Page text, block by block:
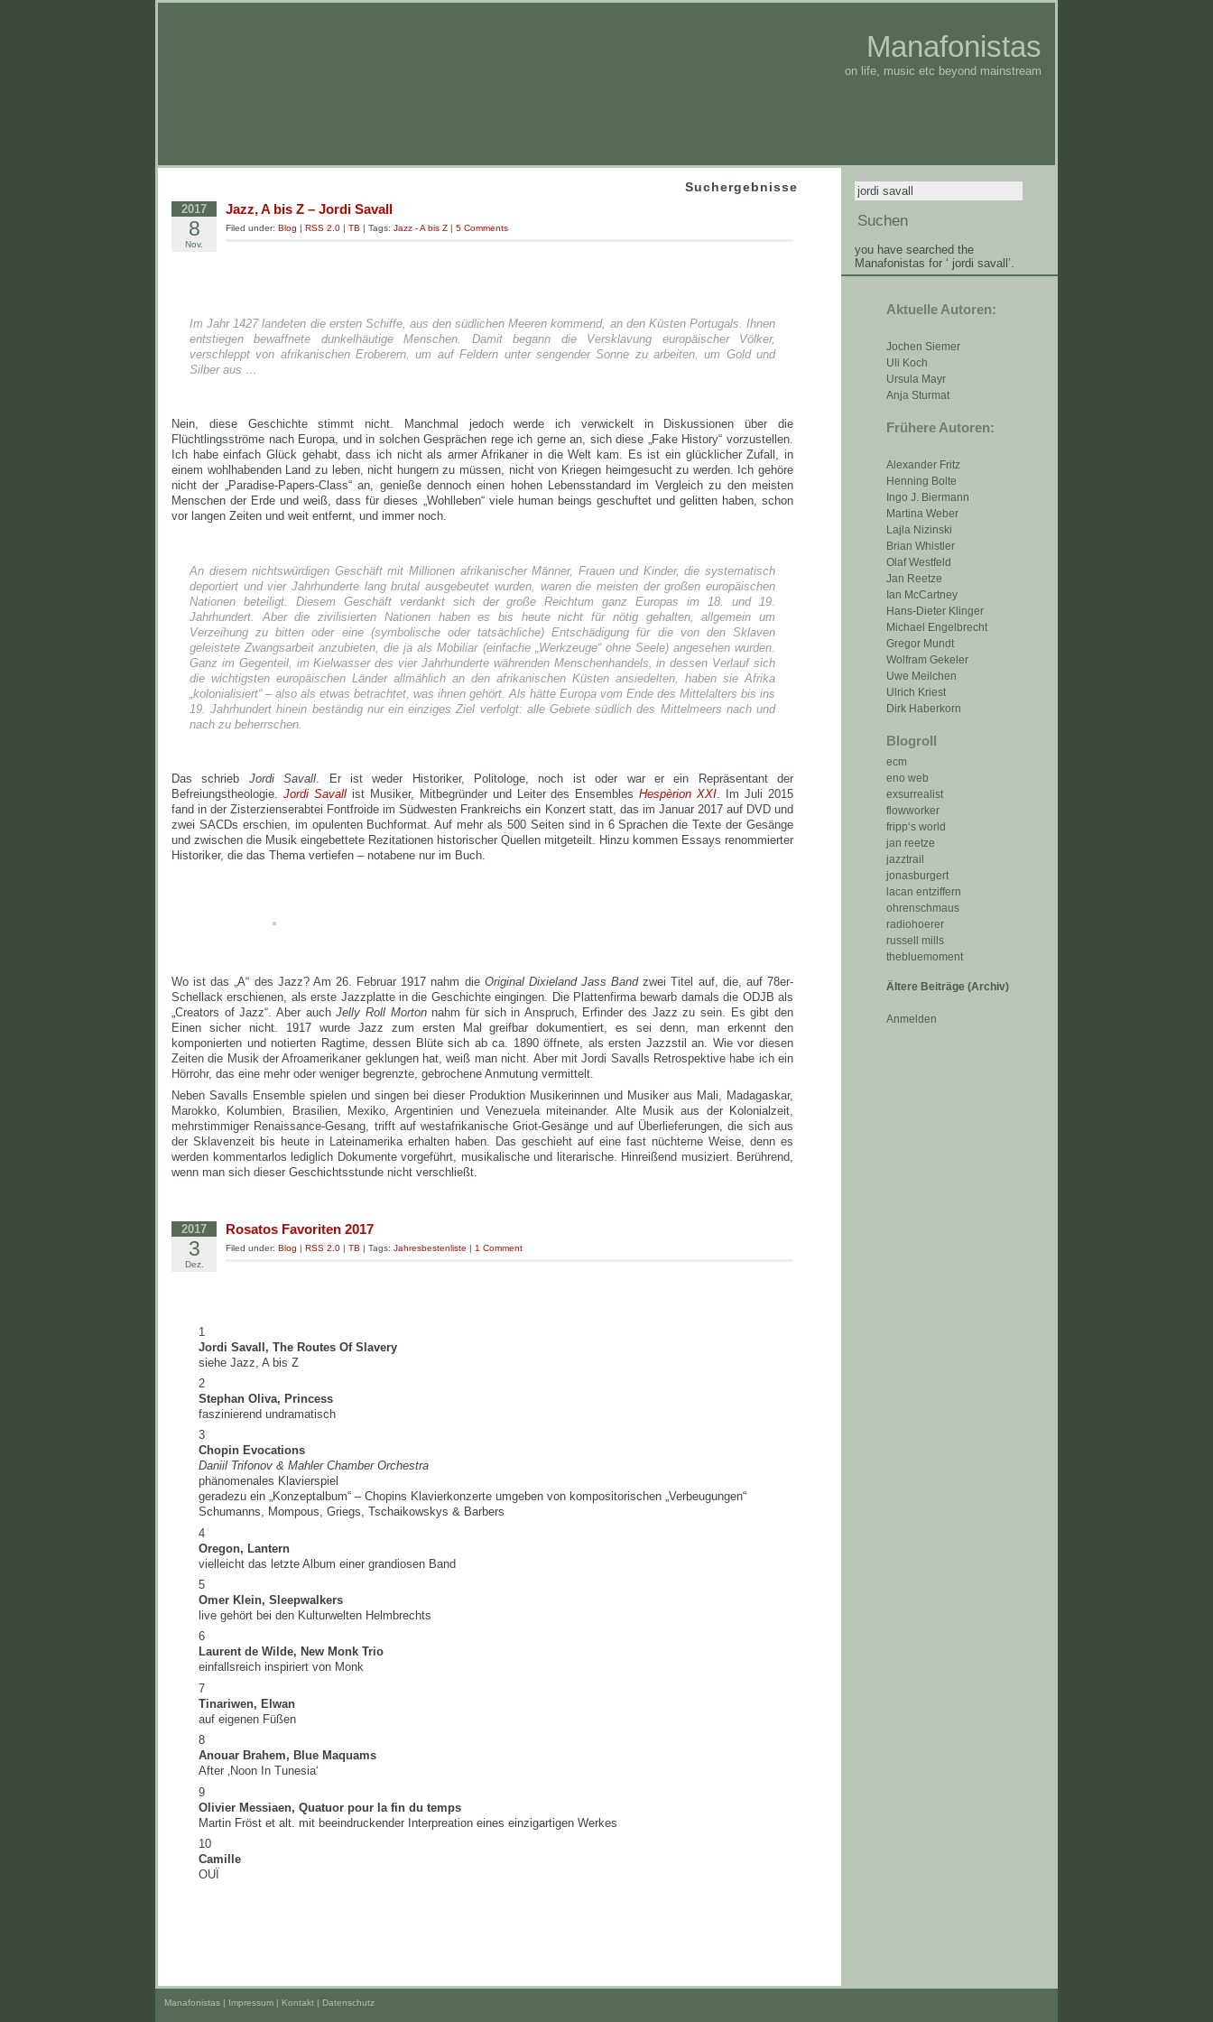
Manafonistas
on life, music etc beyond mainstream
you have searched the
Manafonistas for ‘ jordi savall’.
Aktuelle Autoren:
Jochen Siemer
Uli Koch
Ursula Mayr
Anja Sturmat
Frühere Autoren:
Alexander Fritz
Henning Bolte
Ingo J. Biermann
Martina Weber
Lajla Nizinski
Brian Whistler
Olaf Westfeld
Jan Reetze
Ian McCartney
Hans-Dieter Klinger
Michael Engelbrecht
Gregor Mundt
Wolfram Gekeler
Uwe Meilchen
Ulrich Kriest
Dirk Haberkorn
Blogroll
ecm
eno web
exsurrealist
flowworker
fripp‘s world
jan reetze
jazztrail
jonasburgert
lacan entziffern
ohrenschmaus
radiohoerer
russell mills
thebluemoment
Ältere Beiträge (Archiv)
Anmelden
Suchergebnisse
2017
8
Nov.
Jazz, A bis Z – Jordi Savall
Filed under: Blog | RSS 2.0 | TB | Tags: Jazz - A bis Z | 5 Comments
Im Jahr 1427 landeten die ersten Schiffe, aus den südlichen Meeren kommend, an den Küsten Portugals. Ihnen
entstiegen bewaffnete dunkelhäutige Menschen. Damit begann die Versklavung europäischer Völker,
verschleppt von afrikanischen Eroberern, um auf Feldern unter sengender Sonne zu arbeiten, um Gold und
Silber aus …
Nein, diese Geschichte stimmt nicht. Manchmal jedoch werde ich verwickelt in Diskussionen über die
Flüchtlingsströme nach Europa, und in solchen Gesprächen rege ich gerne an, sich diese „Fake History“ vorzustellen.
Ich habe einfach Glück gehabt, dass ich nicht als armer Afrikaner in die Welt kam. Es ist ein glücklicher Zufall, in
einem wohlhabenden Land zu leben, nicht hungern zu müssen, nicht von Kriegen heimgesucht zu werden. Ich gehöre
nicht der „Paradise-Papers-Class“ an, genieße dennoch einen hohen Lebensstandard im Vergleich zu den meisten
Menschen der Erde und weiß, dass für dieses „Wohlleben“ viele human beings geschuftet und gelitten haben, schon
vor langen Zeiten und weit entfernt, und immer noch.
An diesem nichtswürdigen Geschäft mit Millionen afrikanischer Männer, Frauen und Kinder, die systematisch
deportiert und vier Jahrhunderte lang brutal ausgebeutet wurden, waren die meisten der großen europäischen
Nationen beteiligt. Diesem Geschäft verdankt sich der große Reichtum ganz Europas im 18. und 19.
Jahrhundert. Aber die zivilisierten Nationen haben es bis heute nicht für nötig gehalten, allgemein um
Verzeihung zu bitten oder eine (symbolische oder tatsächliche) Entschädigung für die von den Sklaven
geleistete Zwangsarbeit anzubieten, die ja als Mobiliar (einfache „Werkzeuge“ ohne Seele) angesehen wurden.
Ganz im Gegenteil, im Kielwasser des vier Jahrhunderte währenden Menschenhandels, in dessen Verlauf sich
die wichtigsten europäischen Länder allmählich an den afrikanischen Küsten ansiedelten, haben sie Afrika
„kolonialisiert“ – also als etwas betrachtet, was ihnen gehört. Als hätte Europa vom Ende des Mittelalters bis ins
19. Jahrhundert hinein beständig nur ein einziges Ziel verfolgt: alle Gebiete südlich des Mittelmeers nach und
nach zu beherrschen.
Das schrieb Jordi Savall. Er ist weder Historiker, Politologe, noch ist oder war er ein Repräsentant der
Befreiungstheologie. Jordi Savallist Musiker, Mitbegründer und Leiter des EnsemblesHespèrion XXI. Im Juli 2015
fand in der Zisterzienserabtei Fontfroide im Südwesten Frankreichs ein Konzert statt, das im Januar 2017 auf DVD und
zwei SACDs erschien, im opulenten Buchformat. Auf mehr als 500 Seiten sind in 6 Sprachen die Texte der Gesänge
und zwischen die Musik eingebettete Rezitationen historischer Quellen mitgeteilt. Hinzu kommen Essays renommierter
Historiker, die das Thema vertiefen – notabene nur im Buch.
Wo ist das „A“ des Jazz? Am 26. Februar 1917 nahm die Original Dixieland Jass Bandzwei Titel auf, die, auf 78er-
Schellack erschienen, als erste Jazzplatte in die Geschichte eingingen. Die Plattenfirma bewarb damals die ODJB als
„Creators of Jazz“. Aber auchJelly Roll Mortonnahm für sich in Anspruch, Erfinder des Jazz zu sein. Es gibt den
Einen sicher nicht. 1917 wurde Jazz zum ersten Mal greifbar dokumentiert, es sei denn, man erkennt den
komponierten und notierten Ragtime, dessen Blüte sich ab ca. 1890 öffnete, als ersten Jazzstil an. Wie vor diesen
Zeiten die Musik der Afroamerikaner geklungen hat, weiß man nicht. Aber mit Jordi Savalls Retrospektive habe ich ein
Hörrohr, das eine mehr oder weniger begrenzte, gebrochene Anmutung vermittelt.
Neben Savalls Ensemble spielen und singen bei dieser Produktion Musikerinnen und Musiker aus Mali, Madagaskar,
Marokko, Kolumbien, Brasilien, Mexiko, Argentinien und Venezuela miteinander. Alte Musik aus der Kolonialzeit,
mehrstimmiger Renaissance-Gesang, trifft auf westafrikanische Griot-Gesänge und auf Überlieferungen, die sich aus
der Sklavenzeit bis heute in Lateinamerika erhalten haben. Das geschieht auf eine fast nüchterne Weise, denn es
werden kommentarlos lediglich Dokumente vorgeführt, musikalische und literarische. Hinreißend musiziert. Berührend,
wenn man sich dieser Geschichtsstunde nicht verschließt.
2017
3
Dez.
Rosatos Favoriten 2017
Filed under: Blog | RSS 2.0 | TB | Tags: Jahresbestenliste | 1 Comment
1
Jordi Savall, The Routes Of Slavery
siehe Jazz, A bis Z
2
Stephan Oliva, Princess
faszinierend undramatisch
3
Chopin Evocations
Daniil Trifonov & Mahler Chamber Orchestra
phänomenales Klavierspiel
geradezu ein „Konzeptalbum“ – Chopins Klavierkonzerte umgeben von kompositorischen „Verbeugungen“
Schumanns, Mompous, Griegs, Tschaikowskys & Barbers
4
Oregon, Lantern
vielleicht das letzte Album einer grandiosen Band
5
Omer Klein, Sleepwalkers
live gehört bei den Kulturwelten Helmbrechts
6
Laurent de Wilde, New Monk Trio
einfallsreich inspiriert von Monk
7
Tinariwen, Elwan
auf eigenen Füßen
8
Anouar Brahem, Blue Maquams
After ‚Noon In Tunesia‘
9
Olivier Messiaen, Quatuor pour la fin du temps
Martin Fröst et alt. mit beeindruckender Interpreation eines einzigartigen Werkes
10
Camille
OUÏ
Manafonistas | Impressum | Kontakt | Datenschutz